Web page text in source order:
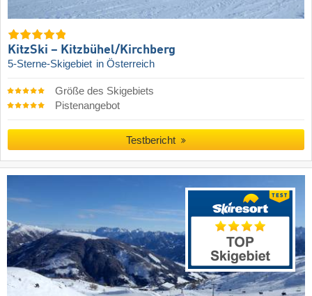
KitzSki – Kitzbühel/​Kirchberg
5-Sterne-Skigebiet in Österreich
Größe des Skigebiets
Pistenangebot
Testbericht